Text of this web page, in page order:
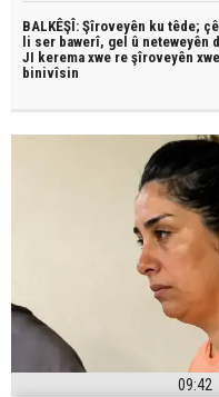
BALKÊŞÎ: Şîroveyên ku têde;
li ser bawerî, gel û neteweyên
JI kerema xwe re şîroveyên
binivîsin
09:42